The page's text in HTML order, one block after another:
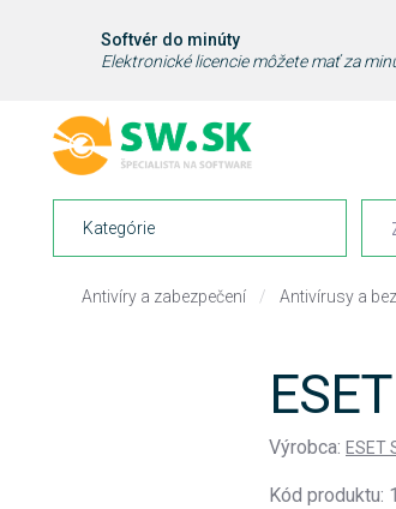
Softvér do minúty
Elektronické licencie môžete mať za
Kategórie
Antivíry a zabezpečení / Antivírusy a
Výrobca: ESET
Kód produktu: